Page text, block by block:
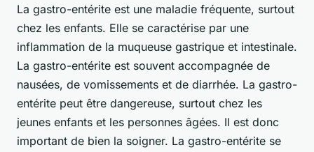
La gastro-entérite est une maladie fréquente, surtout
chez les enfants. Elle se caractérise par une
inflammation de la muqueuse gastrique et intestinale.
La gastro-entérite est souvent accompagnée de
nausées, de vomissements et de diarrhée. La gastro-
entérite peut être dangereuse, surtout chez les
jeunes enfants et les personnes âgées. Il est donc
important de bien la soigner. La gastro-entérite se